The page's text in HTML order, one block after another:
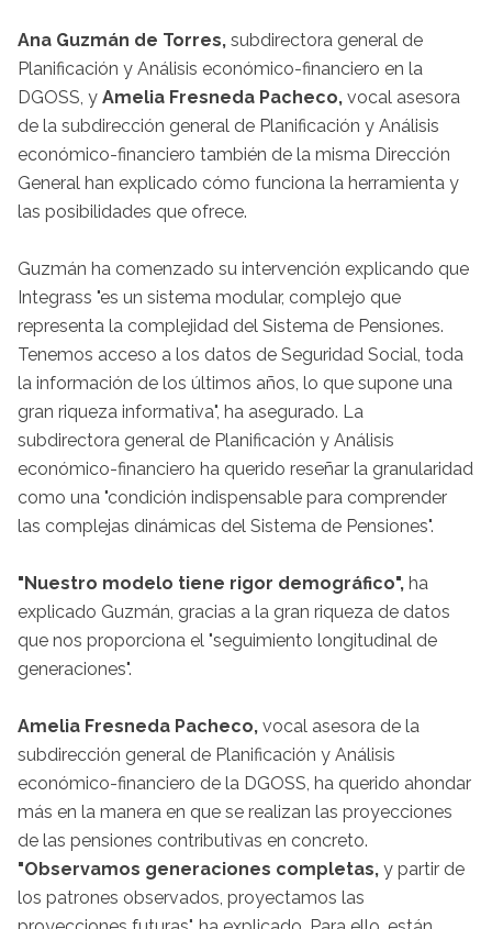
Ana Guzmán de Torres, subdirectora general de
Planificación y Análisis económico-financiero en la
DGOSS, y Amelia Fresneda Pacheco, vocal asesora
de la subdirección general de Planificación y Análisis
económico-financiero también de la misma Dirección
General han explicado cómo funciona la herramienta y
las posibilidades que ofrece.
Guzmán ha comenzado su intervención explicando que
Integrass "es un sistema modular, complejo que
representa la complejidad del Sistema de Pensiones.
Tenemos acceso a los datos de Seguridad Social, toda
la información de los últimos años, lo que supone una
gran riqueza informativa", ha asegurado. La
subdirectora general de Planificación y Análisis
económico-financiero ha querido reseñar la granularidad
como una "condición indispensable para comprender
las complejas dinámicas del Sistema de Pensiones".
"Nuestro modelo tiene rigor demográfico", ha
explicado Guzmán, gracias a la gran riqueza de datos
que nos proporciona el "seguimiento longitudinal de
generaciones".
Amelia Fresneda Pacheco, vocal asesora de la
subdirección general de Planificación y Análisis
económico-financiero de la DGOSS, ha querido ahondar
más en la manera en que se realizan las proyecciones
de las pensiones contributivas en concreto.
"Observamos generaciones completas, y partir de
los patrones observados, proyectamos las